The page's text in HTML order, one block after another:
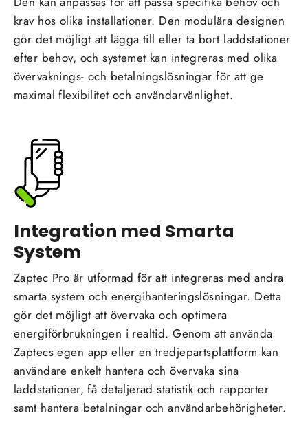
krav hos olika installationer. Den modulära designen
gör det möjligt att lägga till eller ta bort laddstationer
efter behov, och systemet kan integreras med olika
övervaknings- och betalningslösningar för att ge
maximal flexibilitet och användarvänlighet.
Integration med Smarta
System
Zaptec Pro är utformad för att integreras med andra
smarta system och energihanteringslösningar. Detta
gör det möjligt att övervaka och optimera
energiförbrukningen i realtid. Genom att använda
Zaptecs egen app eller en tredjepartsplattform kan
användare enkelt hantera och övervaka sina
laddstationer, få detaljerad statistik och rapporter
samt hantera betalningar och användarbehörigheter.